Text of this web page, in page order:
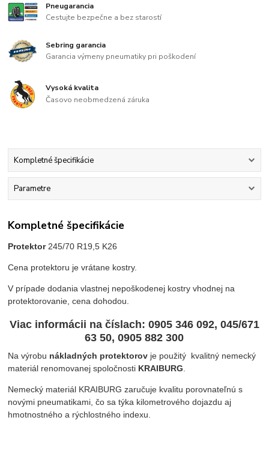
Pneugarancia
Cestujte bezpečne a bez starostí
Sebring garancia
Garancia výmeny pneumatiky pri poškodení
Vysoká kvalita
Časovo neobmedzená záruka
Kompletné špecifikácie
Parametre
Kompletné špecifikácie
Protektor245/70 R19,5 K26
Cena protektoru je vrátane kostry.
V prípade dodania vlastnej nepoškodenej kostry vhodnej na
protektorovanie, cena dohodou.
Viac informácii na číslach: 0905 346 092, 045/671
63 50, 0905 882 300
Na výrobu nákladných protektorov je použitý kvalitný nemecký
materiál renomovanej spoločnosti KRAIBURG
Nemecký materiál KRAIBURG zaručuje kvalitu porovnateľnú s
novými pneumatikami, čo sa týka kilometrového dojazdu aj
hmotnostného a rýchlostného indexu.